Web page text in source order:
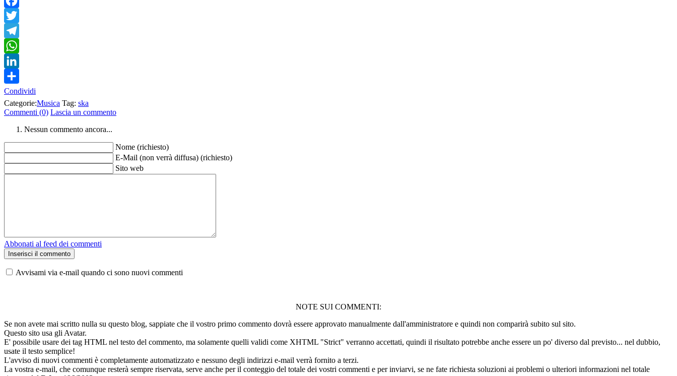
Facebook
Twitter
Telegram
WhatsApp
LinkedIn
Condividi
Categorie:Musica Tag: ska
Commenti (0) Lascia un commento
Nessun commento ancora...
Nome (richiesto)
E-Mail (non verrà diffusa) (richiesto)
Sito web
Abbonati al feed dei commenti
Avvisami via e-mail quando ci sono nuovi commenti
NOTE SUI COMMENTI:
Se non avete mai scritto nulla su questo blog, sappiate che il vostro primo commento dovrà essere approvato manualmente dall'amministratore e quindi non comparirà subito sul sito.
Questo sito usa gli Avatar.
E' possibile usare dei tag HTML nel testo del commento, ma solamente quelli validi come XHTML "Strict" verranno accettati, quindi il risultato potrebbe anche essere un po' diverso dal previsto... nel dubbio,
usate il testo semplice!
L'avviso di nuovi commenti è completamente automatizzato e nessuno degli indirizzi e-mail verrà fornito a terzi.
La vostra e-mail, che comunque resterà sempre riservata, serve anche per il conteggio del totale dei vostri commenti e per inviarvi, se ne fate richiesta soluzioni ai problemi o ulteriori informazioni nel totale